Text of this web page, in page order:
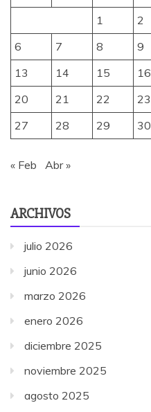
1
2
6
7 8 9
13
14 15 16
20
21 22 23
27
28 29 30
« Feb Abr »
ARCHIVOS
julio 2026
junio 2026
marzo 2026
enero 2026
diciembre 2025
noviembre 2025
agosto 2025